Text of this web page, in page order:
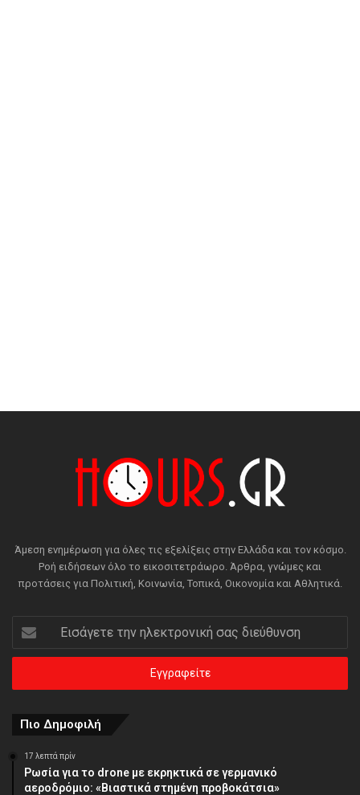
Άμεση ενημέρωση για όλες τις εξελίξεις στην Ελλάδα και τον κόσμο.
Ροή ειδήσεων όλο το εικοσιτετράωρο. Άρθρα, γνώμες και
προτάσεις για Πολιτική, Κοινωνία, Τοπικά, Οικονομία και Αθλητικά.
Εισάγετε
την
ηλεκτρονική
διεύθυνση
Πιο Δημοφιλή
17 λεπτά πρίν
Ρωσία για το drone με εκρηκτικά σε γερμανικό
αεροδρόμιο: «Βιαστικά στημένη προβοκάτσια»